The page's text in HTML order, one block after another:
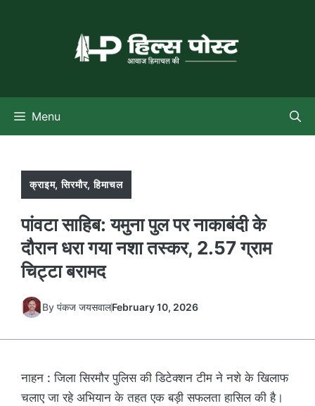
Menu
क्राइम,सिरमौर,हिमाचल
पांवटा साहिब: यमुना पुल पर नाकाबंदी के
दौरान धरा गया नशा तस्कर, 2.57 ग्राम
चिट्टा बरामद
By पंकज जयसवालFebruary 10, 2026
नाहन : जिला सिरमौर पुलिस की डिटेक्शन टीम ने नशे के खिलाफ
चलाए जा रहे अभियान के तहत एक बड़ी सफलता हासिल की है।